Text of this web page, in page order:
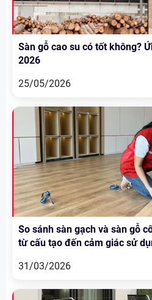
Sàn gỗ cao su có tốt không?
2026
25/05/2026
So sánh sàn gạch và sàn gỗ
từ cấu tạo đến cảm giác sử
31/03/2026